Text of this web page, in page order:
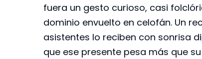
fuera un gesto curioso, casi
dominio envuelto en celofán. Un
asistentes lo reciben con sonrisa
que ese presente pesa más que